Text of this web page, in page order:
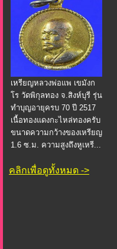
เหรียญหลวงพ่อแพ เขมังก
โร วัดพิกุลทอง จ.สิงห์บุรี รุ่น
ทำบุญอายุครบ 70 ปี 2517
เนื้อทองแดงกะไหล่ทองครับ
ขนาดความกว้างของเหรียญ
1.6 ซ.ม. ความสูงถึงหูเหรี...
คลิกเพื่อดูทั้งหมด ->